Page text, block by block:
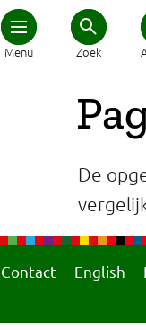
Menu Zoek
Home
Schijf van Vijf
Afvallen
Zwanger en
De
Contact English